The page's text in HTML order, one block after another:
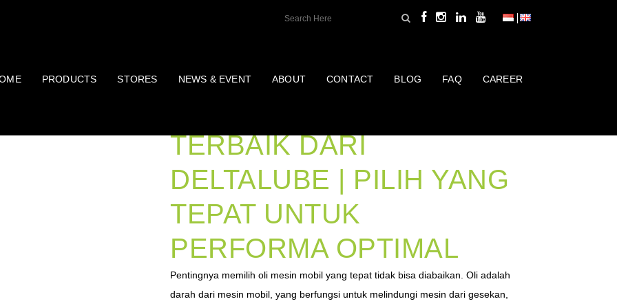
PRODUCTS STORES NEWS & EVENT ABOUT CONTACT BLOG FAQ CAREER
TERBAIK DARI
DELTALUBE | PILIH YANG
TEPAT UNTUK
PERFORMA OPTIMAL
Pentingnya memilih oli mesin mobil yang tepat tidak bisa diabaikan. Oli adalah
darah dari mesin mobil, yang berfungsi untuk melindungi mesin dari gesekan,